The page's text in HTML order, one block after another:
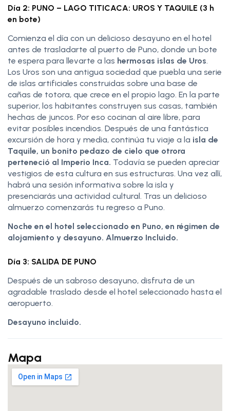
Día 2: PUNO – LAGO TITICACA: UROS Y TAQUILE (3 h
en bote)
Comienza el día con un delicioso desayuno en el hotel
antes de trasladarte al puerto de Puno, donde un bote
te espera para llevarte a las hermosas islas de Uros.
Los Uros son una antigua sociedad que puebla una serie
de islas artificiales construidas sobre una base de
cañas de totora, que crece en el propio lago. En la parte
superior, los habitantes construyen sus casas, también
hechas de juncos. Por eso cocinan al aire libre, para
evitar posibles incendios. Después de una fantástica
excursión de hora y media, continúa tu viaje a la isla de
Taquile, un bonito pedazo de cielo que otrora
perteneció al Imperio Inca. Todavía se pueden apreciar
vestigios de esta cultura en sus estructuras. Una vez allí,
habrá una sesión informativa sobre la isla y
presenciarás una actividad cultural. Tras un delicioso
almuerzo comenzarás tu regreso a Puno.
Noche en el hotel seleccionado en Puno, en régimen de
alojamiento y desayuno. Almuerzo Incluido.
Día 3: SALIDA DE PUNO
Después de un sabroso desayuno, disfruta de un
agradable traslado desde el hotel seleccionado hasta el
aeropuerto.
Desayuno incluido.
Mapa